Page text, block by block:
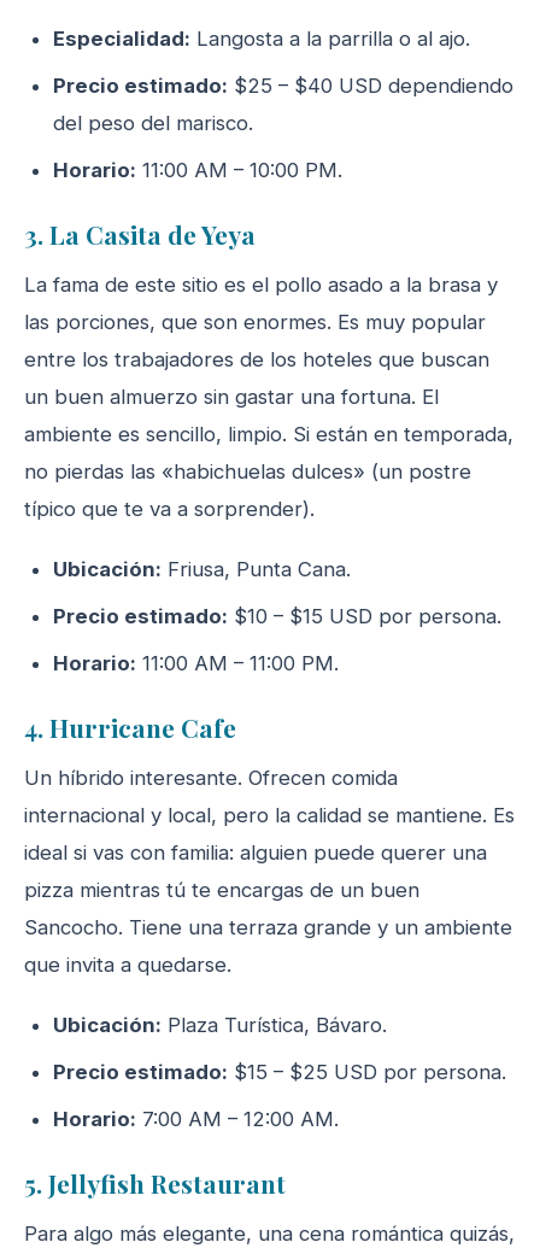
Especialidad: Langosta a la parrilla o al ajo.
Precio estimado: $25 – $40 USD dependiendo
del peso del marisco.
Horario: 11:00 AM – 10:00 PM.
3. La Casita de Yeya
La fama de este sitio es el pollo asado a la brasa y
las porciones, que son enormes. Es muy popular
entre los trabajadores de los hoteles que buscan
un buen almuerzo sin gastar una fortuna. El
ambiente es sencillo, limpio. Si están en temporada,
no pierdas las «habichuelas dulces» (un postre
típico que te va a sorprender).
Ubicación: Friusa, Punta Cana.
Precio estimado: $10 – $15 USD por persona.
Horario: 11:00 AM – 11:00 PM.
4. Hurricane Cafe
Un híbrido interesante. Ofrecen comida
internacional y local, pero la calidad se mantiene. Es
ideal si vas con familia: alguien puede querer una
pizza mientras tú te encargas de un buen
Sancocho. Tiene una terraza grande y un ambiente
que invita a quedarse.
Ubicación: Plaza Turística, Bávaro.
Precio estimado: $15 – $25 USD por persona.
Horario: 7:00 AM – 12:00 AM.
5. Jellyfish Restaurant
Para algo más elegante, una cena romántica quizás,